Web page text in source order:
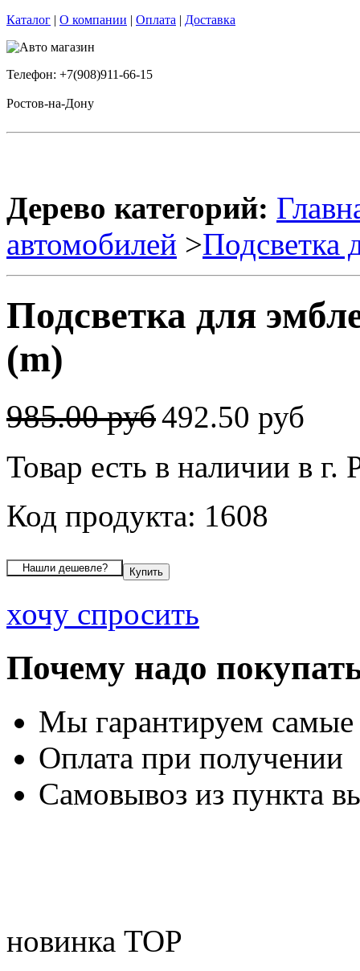
Каталог | О компании | Оплата | Доставка
Телефон: +7(908)911-66-15
Ростов-на-Дону
Дерево категорий:
автомобилей >Подсветка
Подсветка для
(m)
985.00 руб492.50 руб
Товар есть в наличии в г.
Код продукта: 1608
хочу спросить
Почему надо
Мы гарантируем
Оплата при получении
Самовывоз из пункта
новинка TOP